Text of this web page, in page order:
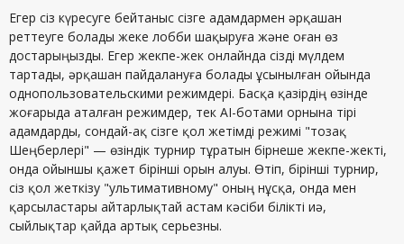
Егер сіз күресуге бейтаныс сізге адамдармен әрқашан
реттеуге болады жеке лобби шақыруға және оған өз
достарыңызды. Егер жекпе-жек онлайнда сізді мүлдем
тартады, әрқашан пайдалануға болады ұсынылған ойында
однопользовательскими режимдері. Басқа қазірдің өзінде
жоғарыда аталған режимдер, тек AI-ботами орнына тірі
адамдарды, сондай-ақ сізге қол жетімді режимі "тозақ
Шеңберлері" — өзіндік турнир тұратын бірнеше жекпе-жекті,
онда ойыншы қажет бірінші орын алуы. Өтіп, бірінші турнир,
сіз қол жеткізу "ультимативному" оның нұсқа, онда мен
қарсыластары айтарлықтай астам кәсіби білікті иә,
сыйлықтар қайда артық серьезны.